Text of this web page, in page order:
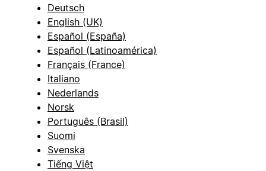
Deutsch
English (UK)
Español (España)
Español (Latinoamérica)
Français (France)
Italiano
Nederlands
Norsk
Português (Brasil)
Suomi
Svenska
Tiếng Việt